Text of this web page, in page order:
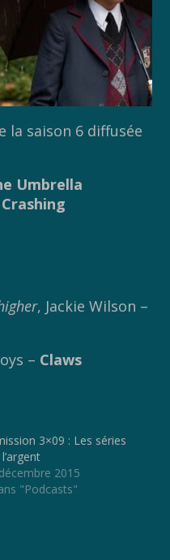
la saison 6 diffusée
Umbrella
Crashing
, Jackie Wilson –
– Claws
3×09 : Les séries
2015
"Podcasts"